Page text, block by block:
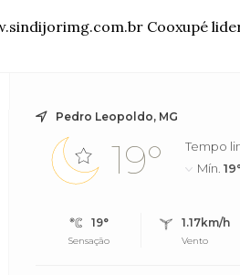
Cooxupé
Pedro Leopoldo, MG
19°
Tempo
Mín.19°
19°
Sensação
1.17km/h
Vento